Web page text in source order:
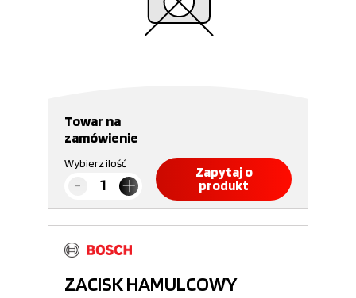
Towar na
zamówienie
Wybierz ilość
Zapytaj o
produkt
ZACISK HAMULCOWY